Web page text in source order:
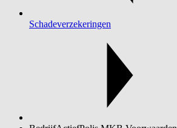
Schadeverzekeringen